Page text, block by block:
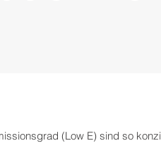
(Low E) sind so